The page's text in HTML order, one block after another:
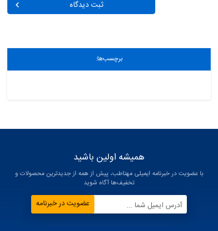
ثبت دیدگاه
برچسب‌ها:
همیشه اولین باشید
با عضویت در خبرنامه ایمیلی مهتاطب، پیش از همه از جدیدترین محصولات و
تخفیف‌ها آگاه شوید
آدرس ایمیل شما ... عضویت در خبرنامه